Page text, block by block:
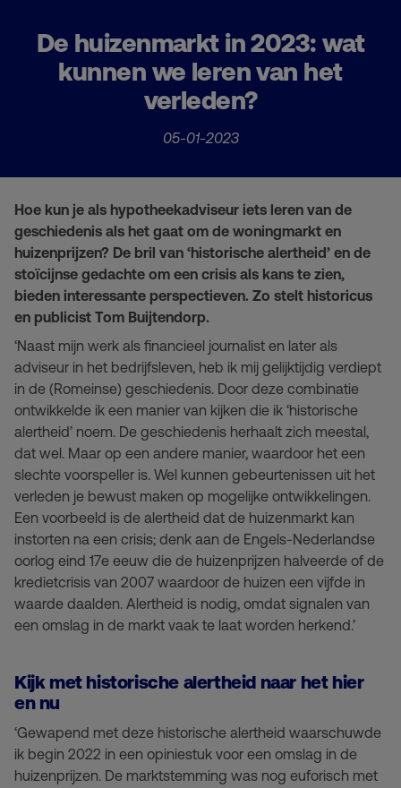
De huizenmarkt in 2023: wat
kunnen we leren van het
verleden?
05-01-2023
Hoe kun je als hypotheekadviseur iets leren van de
geschiedenis als het gaat om de woningmarkt en
huizenprijzen? De bril van ‘historische alertheid’ en de
stoïcijnse gedachte om een crisis als kans te zien,
bieden interessante perspectieven. Zo stelt historicus
en publicist Tom Buijtendorp.
‘Naast mijn werk als financieel journalist en later als
adviseur in het bedrijfsleven, heb ik mij gelijktijdig verdiept
in de (Romeinse) geschiedenis. Door deze combinatie
ontwikkelde ik een manier van kijken die ik ‘historische
alertheid’ noem. De geschiedenis herhaalt zich meestal,
dat wel. Maar op een andere manier, waardoor het een
slechte voorspeller is. Wel kunnen gebeurtenissen uit het
verleden je bewust maken op mogelijke ontwikkelingen.
Een voorbeeld is de alertheid dat de huizenmarkt kan
instorten na een crisis; denk aan de Engels-Nederlandse
oorlog eind 17e eeuw die de huizenprijzen halveerde of de
kredietcrisis van 2007 waardoor de huizen een vijfde in
waarde daalden. Alertheid is nodig, omdat signalen van
een omslag in de markt vaak te laat worden herkend.’
Kijk met historische alertheid naar het hier
en nu
‘Gewapend met deze historische alertheid waarschuwde
ik begin 2022 in een opiniestuk voor een omslag in de
huizenprijzen. De marktstemming was nog euforisch met